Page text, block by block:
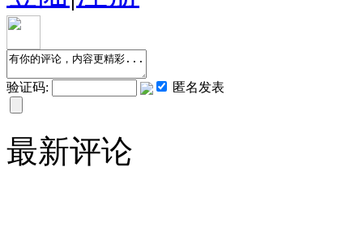
验证码: 匿名发表
最新评论